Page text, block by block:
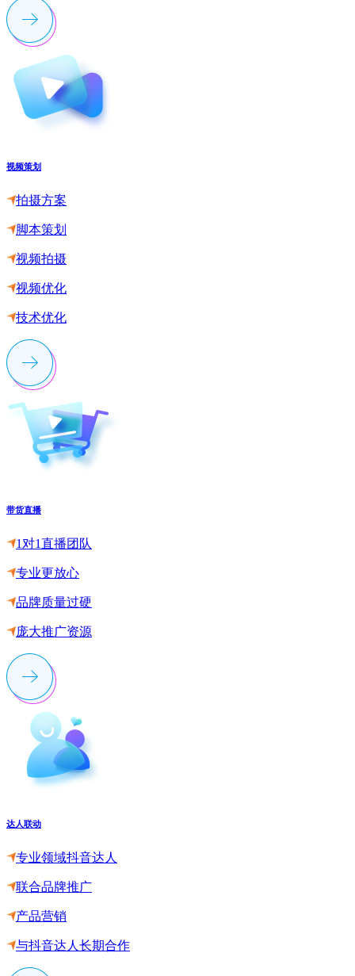
视频策划
拍摄方案
脚本策划
视频拍摄
视频优化
技术优化
带货直播
1对1直播团队
专业更放心
品牌质量过硬
庞大推广资源
达人联动
专业领域抖音达人
联合品牌推广
产品营销
与抖音达人长期合作